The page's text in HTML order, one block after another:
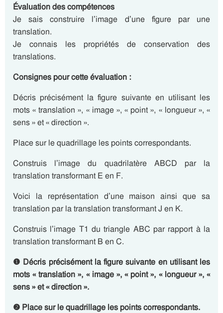
Évaluation des compétences
Je sais construire l’image d’une figure par une
translation.
Je connais les propriétés de conservation des
translations.
Consignes pour cette évaluation :
Décris précisément la figure suivante en utilisant les
mots « translation », « image », « point », « longueur », «
sens » et « direction ».
Place sur le quadrillage les points correspondants.
Construis l’image du quadrilatère ABCD par la
translation transformant E en F.
Voici la représentation d’une maison ainsi que sa
translation par la translation transformant J en K.
Construis l’image T1 du triangle ABC par rapport à la
translation transformant B en C.
❶ Décris précisément la figure suivante en utilisant les
mots « translation », « image », « point », « longueur », «
sens » et « direction ».
❷ Place sur le quadrillage les points correspondants.